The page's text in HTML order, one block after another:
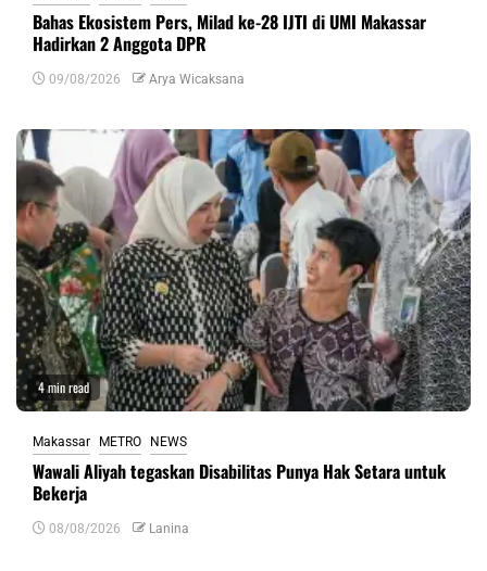
Bahas Ekosistem Pers, Milad ke-28 IJTI di UMI Makassar
Hadirkan 2 Anggota DPR
09/08/2026 Arya Wicaksana
4 min read
Makassar METRO NEWS
Wawali Aliyah tegaskan Disabilitas Punya Hak Setara untuk
Bekerja
08/08/2026 Lanina